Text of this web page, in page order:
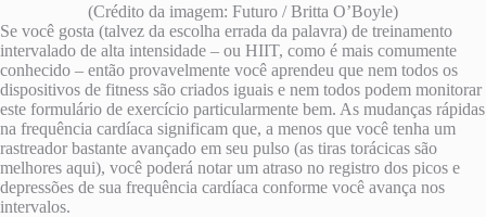
(Crédito da imagem: Futuro / Britta O’Boyle)
Se você gosta (talvez da escolha errada da palavra) de treinamento
intervalado de alta intensidade – ou HIIT, como é mais comumente
conhecido – então provavelmente você aprendeu que nem todos os
dispositivos de fitness são criados iguais e nem todos podem monitorar
este formulário de exercício particularmente bem. As mudanças rápidas
na frequência cardíaca significam que, a menos que você tenha um
rastreador bastante avançado em seu pulso (as tiras torácicas são
melhores aqui), você poderá notar um atraso no registro dos picos e
depressões de sua frequência cardíaca conforme você avança nos
intervalos.